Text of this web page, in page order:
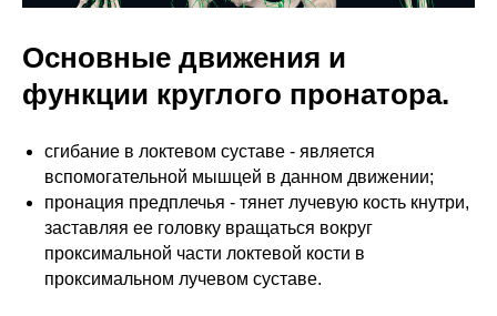
Основные движения и
функции круглого пронатора.
сгибание в локтевом суставе - является
вспомогательной мышцей в данном движении;
пронация предплечья - тянет лучевую кость кнутри,
заставляя ее головку вращаться вокруг
проксимальной части локтевой кости в
проксимальном лучевом суставе.